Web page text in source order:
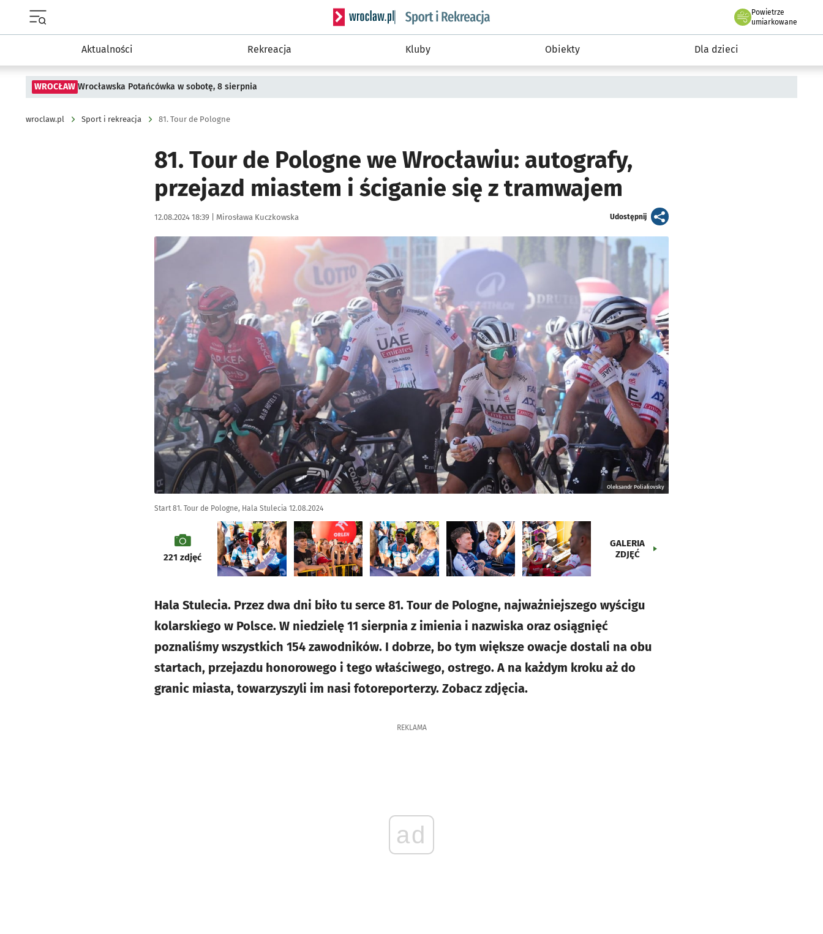
Serwis informacyjny wroclaw.pl podserwis: Sport i rekreacja
Powietrze
we Wrocławiu
umiarkowane
Aktualności Rekreacja Kluby Obiekty Dla dzieci
WROCŁAW Wrocławska Potańcówka w sobotę, 8 sierpnia
wroclaw.pl Sport i rekreacja 81. Tour de Pologne
81. Tour de Pologne we Wrocławiu: autografy,
przejazd miastem i ściganie się z tramwajem
Data publikacji:
12.08.2024 18:39 | Autor:
Mirosława Kuczkowska Udostępnijartykuł
Kliknij, aby zobaczyć galerię
Oleksandr Poliakovsky
Start 81. Tour de Pologne, Hala Stulecia 12.08.2024
galeria
221 zdjęć
GALERIA
ZDJĘĆ
Hala Stulecia. Przez dwa dni biło tu serce 81. Tour de Pologne, najważniejszego wyścigu
kolarskiego w Polsce. W niedzielę 11 sierpnia z imienia i nazwiska oraz osiągnięć
poznaliśmy wszystkich 154 zawodników. I dobrze, bo tym większe owacje dostali na obu
startach, przejazdu honorowego i tego właściwego, ostrego. A na każdym kroku aż do
granic miasta, towarzyszyli im nasi fotoreporterzy. Zobacz zdjęcia.
REKLAMA
ad